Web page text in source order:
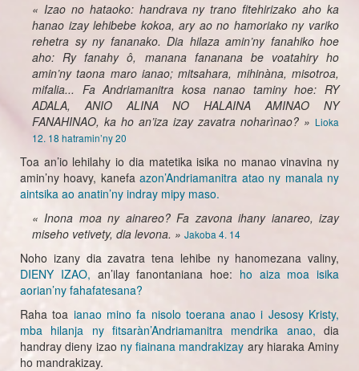
« Izao no hataoko: handrava ny trano fitehirizako aho ka
hanao izay lehibebe kokoa, ary ao no hamoriako ny variko
rehetra sy ny fananako. Dia hilaza amin’ny fanahiko hoe
aho: Ry fanahy ô, manana fananana be voatahiry ho
amin’ny taona maro ianao; mitsahara, mihinàna, misotroa,
mifalia... Fa Andriamanitra kosa nanao taminy hoe: RY
ADALA, ANIO ALINA NO HALAINA AMINAO NY
FANAHINAO, ka ho an’iza izay zavatra noharìnao? » Lioka
12. 18 hatramin’ny 20
Toa an’io lehilahy io dia matetika isika no manao vinavina ny
amin’ny hoavy, kanefaazon’Andriamanitra atao ny manala ny
aintsika ao anatin’ny indray mipy maso.
« Inona moa ny ainareo? Fa zavona ihany ianareo, izay
miseho vetivety, dia levona. » Jakoba 4. 14
Noho izany dia zavatra tena lehibe ny hanomezana valiny,
DIENY IZAO, an’ilay fanontaniana hoe: ho aiza moa isika
aorian’ny fahafatesana?
Raha toa ianao mino fa nisolo toerana anao i Jesosy Kristy,
mba hilanja ny fitsaràn’Andriamanitra mendrika anao, dia
handray dieny izao ny fiainana mandrakizay ary hiaraka Aminy
ho mandrakizay.